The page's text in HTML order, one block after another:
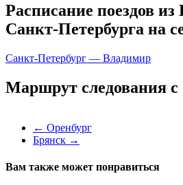
Расписание поездов
Санкт-Петербурга на
Санкт-Петербург — Владимир
Маршрут следования с
← Оренбург
Брянск →
Вам также может понравиться